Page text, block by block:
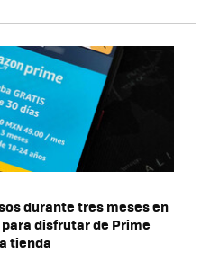
durante tres meses en
disfrutar de Prime
tienda